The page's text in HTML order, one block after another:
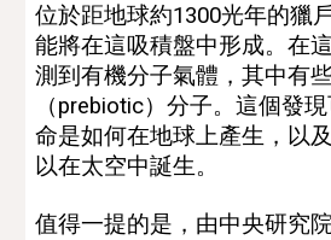
位於距地球約1300光年的獵
能將在這吸積盤中形成。在
測到有機分子氣體，其中有
（prebiotic）分子。這個發
命是如何在地球上產生，以
以在太空中誕生。
值得一提的是， 由中央研究